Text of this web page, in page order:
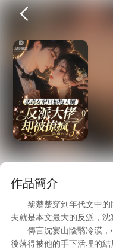
作品簡介
黎楚楚穿到年代文中的
夫就是本文最大的反派，沈
傳言沈宴山陰翳冷漠，
後落得被他的手下活埋的結
首頁
完結